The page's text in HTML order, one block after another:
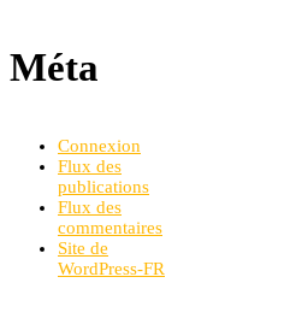
Méta
Connexion
Flux des
publications
Flux des
commentaires
Site de
WordPress-FR